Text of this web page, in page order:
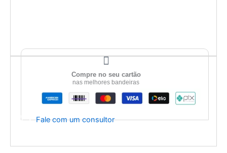
Compre no seu cartão
nas melhores bandeiras
Fale com um consultor